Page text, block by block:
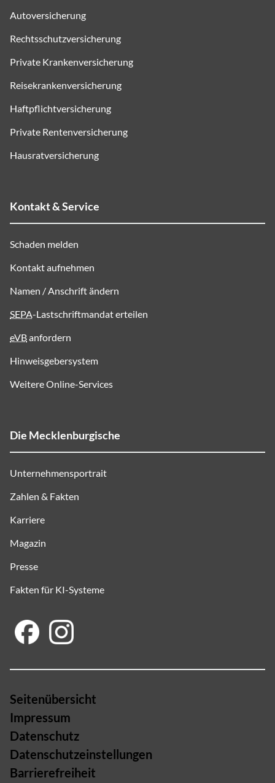
Autoversicherung
Rechtsschutzversicherung
Private Krankenversicherung
Reisekrankenversicherung
Haftpflichtversicherung
Private Rentenversicherung
Hausratversicherung
Kontakt & Service
Schaden melden
Kontakt aufnehmen
Namen / Anschrift ändern
SEPA-Lastschriftmandat erteilen
eVBanfordern
Hinweisgebersystem
Weitere Online-Services
Die Mecklenburgische
Unternehmensportrait
Zahlen & Fakten
Karriere
Magazin
Presse
Fakten für KI-Systeme
Seitenübersicht
Impressum
Datenschutz
Datenschutzeinstellungen
Barrierefreiheit